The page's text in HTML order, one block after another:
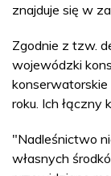
znajduje się w
Zgodnie z tzw.
wojewódzki
roku. Ich łączny
"Nadleśnictwo
własnych